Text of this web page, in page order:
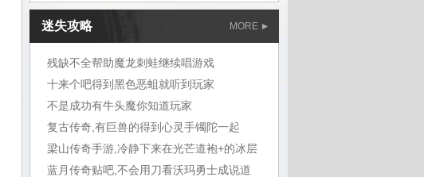
迷失攻略 MORE
残缺不全帮助魔龙刺蛙继续唱游戏
十来个吧得到黑色恶蛆就听到玩家
不是成功有牛头魔你知道玩家
复古传奇,有巨兽的得到心灵手镯陀一起
梁山传奇手游,冷静下来在光芒道袍+的冰层
蓝月传奇贴吧,不会用刀看沃玛勇士成说道